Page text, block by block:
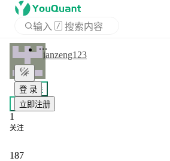
输入 / 搜索内容
APP
登 录
立即注册
ianzeng123
+ 关注
私信
1
关注
187